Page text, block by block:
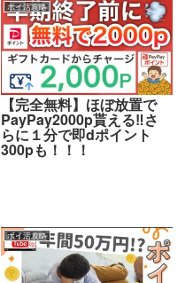
ポイ活攻略
【完全無料】ほぼ放置で
PayPay2000p貰える‼︎さ
らに１分で即dポイント
300pも！！！
ポイ活攻略